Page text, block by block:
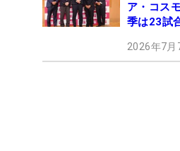
ア・コス
季は23試
2026年7月